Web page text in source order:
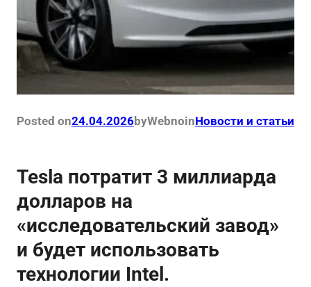
Posted on24.04.2026byWebnoinНовости и статьи
Tesla потратит 3 миллиарда
долларов на
«исследовательский завод»
и будет использовать
технологии Intel.